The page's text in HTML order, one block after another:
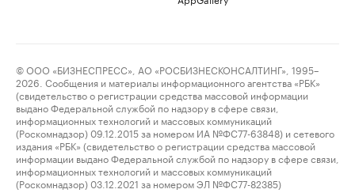
© ООО «БИЗНЕСПРЕСС», АО «РОСБИЗНЕСКОНСАЛТИНГ», 1995–
2026. Сообщения и материалы информационного агентства «РБК»
(свидетельство о регистрации средства массовой информации
выдано Федеральной службой по надзору в сфере связи,
информационных технологий и массовых коммуникаций
(Роскомнадзор) 09.12.2015 за номером ИА №ФС77-63848) и сетевого
издания «РБК» (свидетельство о регистрации средства массовой
информации выдано Федеральной службой по надзору в сфере связи,
информационных технологий и массовых коммуникаций
(Роскомнадзор) 03.12.2021 за номером ЭЛ №ФС77-82385)